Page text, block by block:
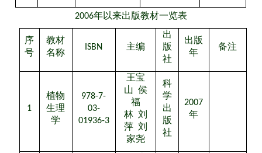
2006年以来出版教材一览表
序
号
教材
名称
ISBN 主编
出
版
社
出版
年
备注
1
植物
生理
学
978-7-
03-
01936-3
王宝
山
侯
福
林 刘
萍 刘
家尧
科
学
出
版
社
2007
年